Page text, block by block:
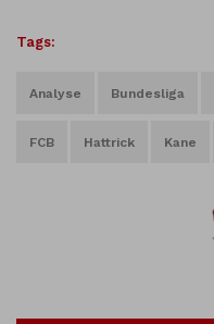
Tags:
Analyse Bundesliga
FCB Hattrick Kane